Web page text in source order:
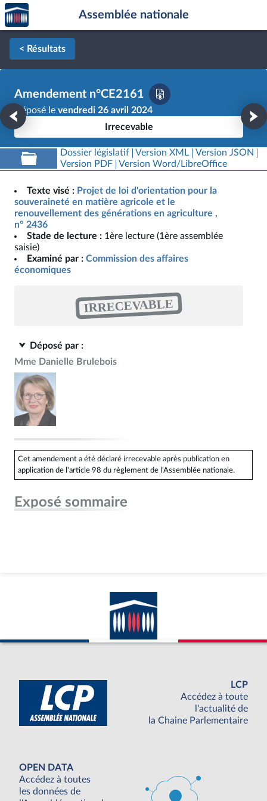
Aller au contenu
Aller en bas de la page
Accèder
à la
page
d'accueil
Assemblée nationale
< Résultats
Amendement n°CE2161
Déposé le vendredi 26 avril 2024
Irrecevable
Dossier législatif Version XML
Version JSON
Version PDF
Version Word/LibreOffice
Texte visé : Projet de loi d'orientation pour la
souveraineté en matière agricole et le
renouvellement des générations en agriculture ,
n° 2436
Stade de lecture : 1ère lecture (1ère assemblée
saisie)
Examiné par : Commission des affaires
économiques
IRRECEVABLE
Déposé par :
Mme Danielle Brulebois
Cet amendement a été déclaré irrecevable après publication en
application de l'article 98 du règlement de l'Assemblée nationale.
Exposé sommaire
LCP
Accédez à toute
l'actualité de
la Chaine Parlementaire
OPEN DATA
Accédez à toutes
les données de